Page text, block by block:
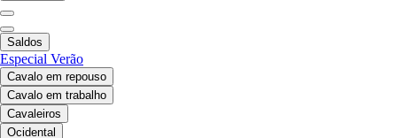
Saldos
Especial Verão
Cavalo em repouso
Cavalo em trabalho
Cavaleiros
Ocidental